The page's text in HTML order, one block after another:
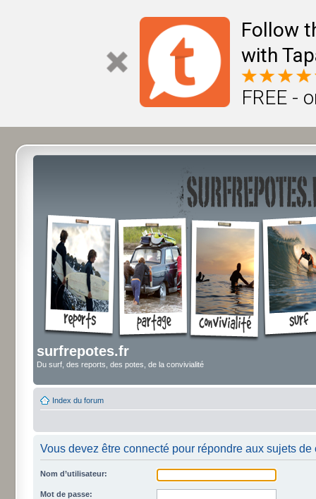
Follow
with
FREE -
surfrepotes.fr
Du surf, des reports, des potes, de la convivialité
Index du forum
Vous devez être connecté pour répondre aux sujets de
Nom d’utilisateur:
Mot de passe: